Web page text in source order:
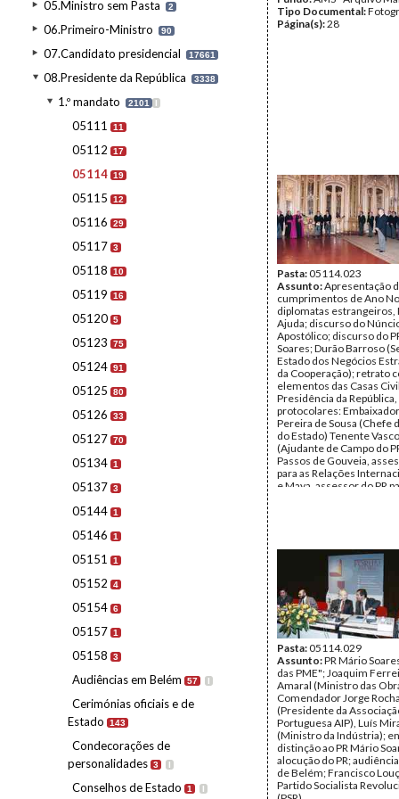
05.Ministro sem Pasta 2
06.Primeiro-Ministro 90
07.Candidato presidencial 17661
08.Presidente da República 3338
1.º mandato 2101 I
05111 11
05112 17
05114 19
05115 12
05116 29
05117 3
05118 10
05119 16
05120 5
05123 75
05124 91
05125 80
05126 33
05127 70
05134 1
05137 3
05144 1
05146 1
05151 1
05152 4
05154 6
05157 1
05158 3
Audiências em Belém 57 I
Cerimónias oficiais e de
Estado
143
Condecorações de
personalidades 3 I
Conselhos de Estado 1 I
Tipo Documental:
Página(s):28
Pasta:05114.023
Assunto:Apresentação
cumprimentos de Ano
diplomatas estrangeiros,
Ajuda; discurso do
Apostólico; discurso do
Soares; Durão Barroso
Estado dos Negócios
da Cooperação); retrato
elementos das Casas
Presidência da
protocolares:
Pereira de Sousa (Chefe
do Estado) Tenente
(Ajudante de Campo do
Passos de Gouveia,
para as Relações
e Maya, assessor do PR
(Ajudante de Campo do
outros; apresentação
diplomáticas ao PR Mário
João de Deus Pinheiro
Negócios Estrangeiros);
Faculdade de Ciências
Meira Soares, Reitor da
de Lisboa; Capitão
Ajudante de Campo do
Data:Janeiro de 1990
Fundo:AMS - Arquivo
Tipo Documental:
Página(s):42
Pasta:05114.029
Assunto:PR Mário
das PME"; Joaquim
Amaral (Ministro das
Comendador Jorge
(Presidente da
Portuguesa AIP), Luís
(Ministro da Indústria);
distinção ao PR Mário
alocução do PR;
de Belém; Francisco
Partido Socialista